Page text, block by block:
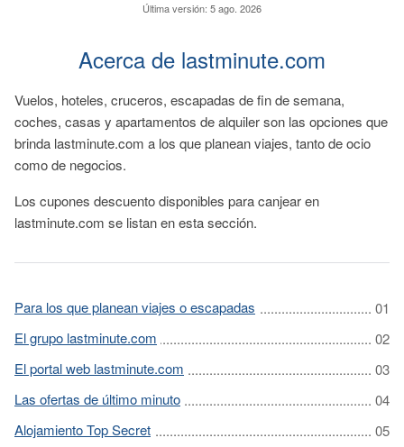
Última versión: 5 ago. 2026
Acerca de lastminute.com
Vuelos, hoteles, cruceros, escapadas de fin de semana,
coches, casas y apartamentos de alquiler son las opciones que
brinda lastminute.com a los que planean viajes, tanto de ocio
como de negocios.
Los cupones descuento disponibles para canjear en
lastminute.com se listan en esta sección.
Para los que planean viajes o escapadas
El grupo lastminute.com
El portal web lastminute.com
Las ofertas de último minuto
Alojamiento Top Secret